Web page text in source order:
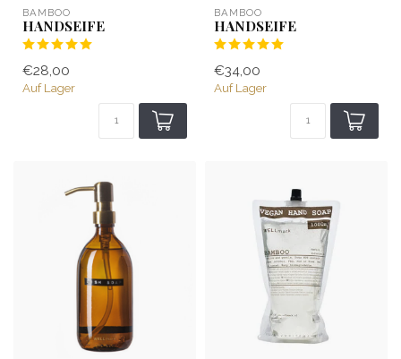
BAMBOO
HANDSEIFE
€28,00
Auf Lager
BAMBOO
HANDSEIFE
€34,00
Auf Lager